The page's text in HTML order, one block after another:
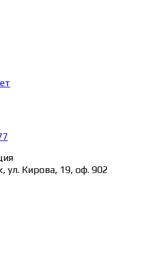
ул. Кирова, 19, оф. 902